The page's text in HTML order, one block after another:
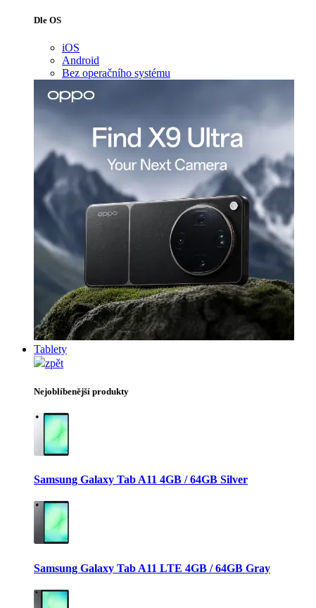
Dle OS
iOS
Android
Bez operačního systému
Tablety
zpět
Nejoblíbenější produkty
Samsung Galaxy Tab A11 4GB / 64GB Silver
Samsung Galaxy Tab A11 LTE 4GB / 64GB Gray